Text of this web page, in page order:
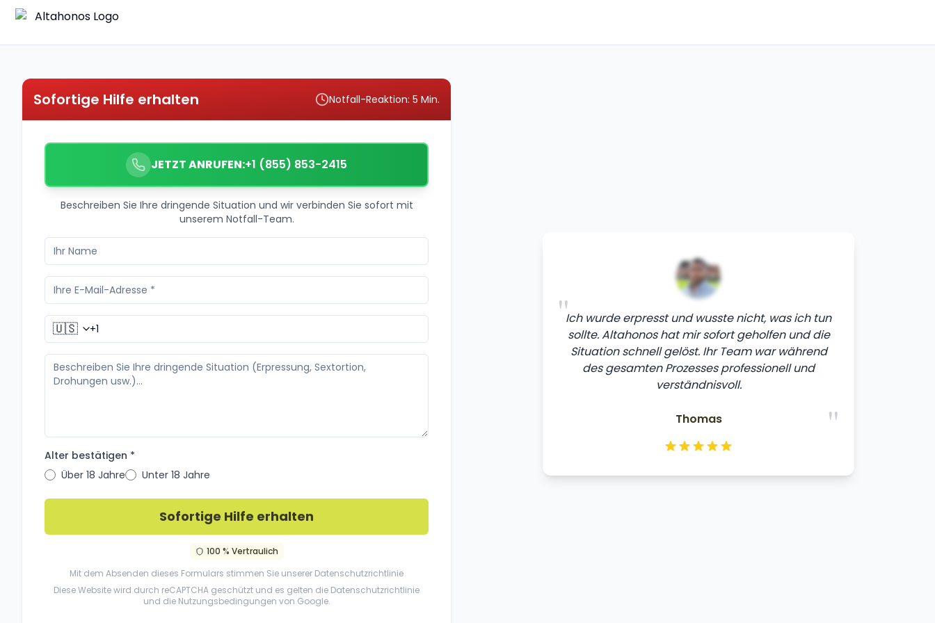
Sofortige Hilfe erhalten Notfall-Reaktion: 5 Min.
JETZT ANRUFEN:+1 (855) 853-2415
Beschreiben Sie Ihre dringende Situation und wir verbinden Sie sofort mit
unserem Notfall-Team.
🇺🇸
Alter bestätigen *
Über 18 Jahre
Unter 18 Jahre
Sofortige Hilfe erhalten
100 % Vertraulich
Mit dem Absenden dieses Formulars stimmen Sie unserer Datenschutzrichtlinie
Diese Website wird durch reCAPTCHA geschützt und es gelten die Datenschutzrichtlinie
und die Nutzungsbedingungen von Google.
"Ich wurde erpresst und wusste nicht, was ich tun
sollte. Altahonos hat mir sofort geholfen und die
Situation schnell gelöst. Ihr Team war während
des gesamten Prozesses professionell und
verständnisvoll.
"
Thomas